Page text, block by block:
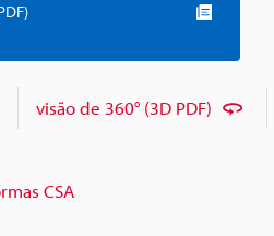
visão de 360° (3D PDF)
CSA